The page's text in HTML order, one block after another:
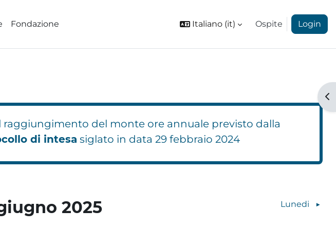
Fondazione Italiano ‎(it)‎ Ospite Login
del monte ore annuale previsto dalla
di intesa siglato in data 29 febbraio 2024
2025 Lunedi ▶︎